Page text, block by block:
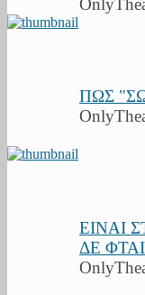
ΠΩΣ
ΕΙΝΑΙ
ΔΕ